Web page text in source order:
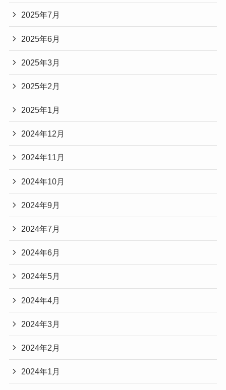
2025年7月
2025年6月
2025年3月
2025年2月
2025年1月
2024年12月
2024年11月
2024年10月
2024年9月
2024年7月
2024年6月
2024年5月
2024年4月
2024年3月
2024年2月
2024年1月